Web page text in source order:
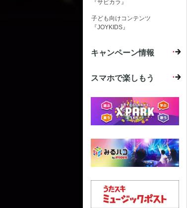
『サビカラ』
子ども向けコンテンツ
『JOYKIDS』
キャンペーン情報
スマホで楽しもう